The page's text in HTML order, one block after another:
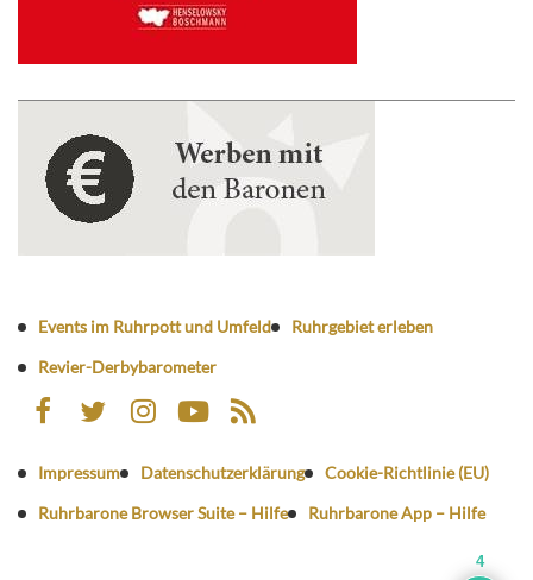
Events im Ruhrpott und Umfeld
Ruhrgebiet erleben
Revier-Derbybarometer
Impressum Datenschutzerklärung
Cookie-Richtlinie (EU)
Ruhrbarone Browser Suite – Hilfe
Ruhrbarone App – Hilfe
4